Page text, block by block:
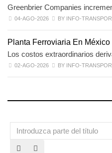
Greenbrier Companies
04-AGO-2026 BY INFO-
Planta Ferroviaria En
Los costos extraordinarios
02-AGO-2026 BY INFO-
Introduzca
parte
del